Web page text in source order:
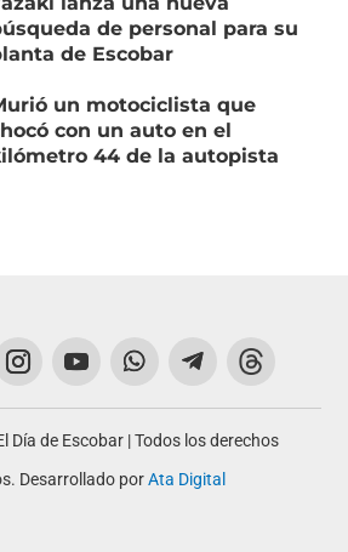
de personal para su
de Escobar
un motociclista que
con un auto en el
44 de la autopista
Día de Escobar | Todos los derechos
Desarrollado porAta Digital